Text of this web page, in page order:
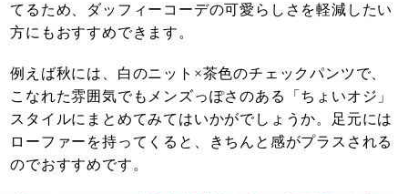
てるため、ダッフィーコーデの可愛らしさを軽減したい
方にもおすすめできます。
例えば秋には、白のニット×茶色のチェックパンツで、
こなれた雰囲気でもメンズっぽさのある「ちょいオジ」
スタイルにまとめてみてはいかがでしょうか。足元には
ローファーを持ってくると、きちんと感がプラスされる
のでおすすめです。